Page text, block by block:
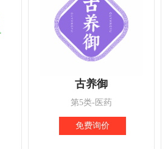
古养御
第5类-医药
免费询价